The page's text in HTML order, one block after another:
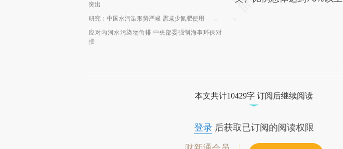
突出
研究：中国水污染形势严峻 需减少氮肥使用
应对内河水污染物偷排 中央部委强制海事环保对
接
本文共计10429字 订阅后继续阅读
登录后获取已订阅的阅读权限